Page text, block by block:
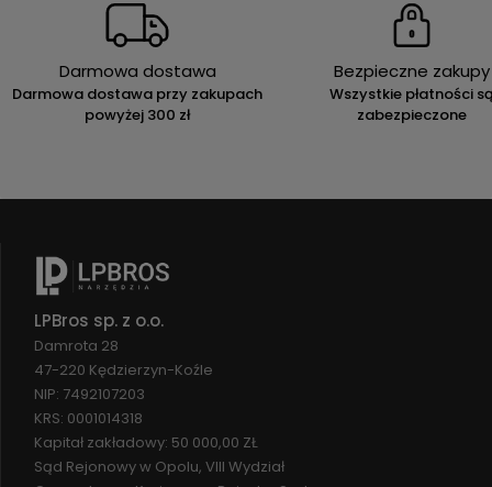
Darmowa dostawa
Darmowa dostawa przy zakupach
powyżej 300 zł
Bezpieczne zakupy
Wszystkie płatności
zabezpieczone
LPBros sp. z o.o.
Damrota 28
47-220 Kędzierzyn-Koźle
NIP: 7492107203
KRS: 0001014318
Kapitał zakładowy: 50 000,00 ZŁ
Sąd Rejonowy w Opolu, VIII Wydział